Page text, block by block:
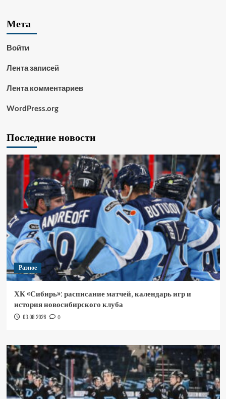
Мета
Войти
Лента записей
Лента комментариев
WordPress.org
Последние новости
Разное
ХК «Сибирь»: расписание матчей, календарь игр и
история новосибирского клуба
03.08.2026 0